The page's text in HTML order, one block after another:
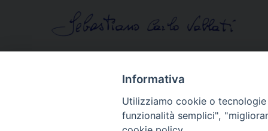
Informativa
Utilizziamo cookie o
funzionalità semplici",